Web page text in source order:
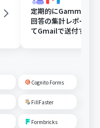
定期的にGammaで
回答の集計レポート
てGmailで送付する
Cognito Forms
FillFaster
Formbricks